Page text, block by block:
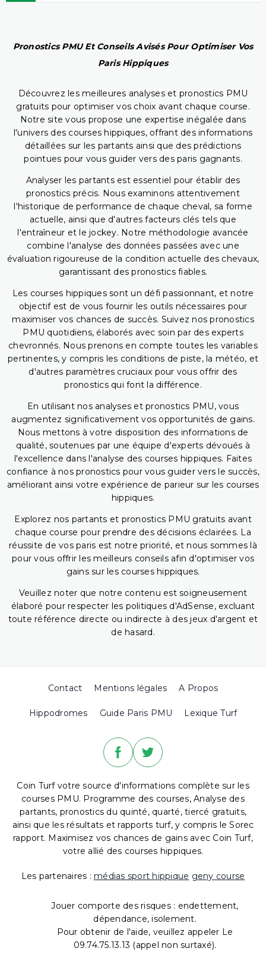
Pronostics PMU Et Conseils Avisés Pour Optimiser Vos
Paris Hippiques
Découvrez les meilleures analyses et pronostics PMU
gratuits pour optimiser vos choix avant chaque course.
Notre site vous propose une expertise inégalée dans
l'univers des courses hippiques, offrant des informations
détaillées sur les partants ainsi que des prédictions
pointues pour vous guider vers des paris gagnants.
Analyser les partants est essentiel pour établir des
pronostics précis. Nous examinons attentivement
l'historique de performance de chaque cheval, sa forme
actuelle, ainsi que d'autres facteurs clés tels que
l'entraîneur et le jockey. Notre méthodologie avancée
combine l'analyse des données passées avec une
évaluation rigoureuse de la condition actuelle des chevaux,
garantissant des pronostics fiables.
Les courses hippiques sont un défi passionnant, et notre
objectif est de vous fournir les outils nécessaires pour
maximiser vos chances de succès. Suivez nos pronostics
PMU quotidiens, élaborés avec soin par des experts
chevronnés. Nous prenons en compte toutes les variables
pertinentes, y compris les conditions de piste, la météo, et
d'autres paramètres cruciaux pour vous offrir des
pronostics qui font la différence.
En utilisant nos analyses et pronostics PMU, vous
augmentez significativement vos opportunités de gains.
Nous mettons à votre disposition des informations de
qualité, soutenues par une équipe d'experts dévoués à
l'excellence dans l'analyse des courses hippiques. Faites
confiance à nos pronostics pour vous guider vers le succès,
améliorant ainsi votre expérience de parieur sur les courses
hippiques.
Explorez nos partants et pronostics PMU gratuits avant
chaque course pour prendre des décisions éclairées. La
réussite de vos paris est notre priorité, et nous sommes là
pour vous offrir les meilleurs conseils afin d'optimiser vos
gains sur les courses hippiques.
Veuillez noter que notre contenu est soigneusement
élaboré pour respecter les politiques d'AdSense, excluant
toute référence directe ou indirecte à des jeux d'argent et
de hasard.
Contact Mentions légales A Propos
Hippodromes Guide Paris PMU Lexique Turf
Coin Turf votre source d'informations complète sur les
courses PMU. Programme des courses, Analyse des
partants, pronostics du quinté, quarté, tiercé gratuits,
ainsi que les résultats et rapports turf, y compris le Sorec
rapport. Maximisez vos chances de gains avec Coin Turf,
votre allié des courses hippiques.
Les partenaires : médias sport hippique geny course
Jouer comporte des risques : endettement,
dépendance, isolement.
Pour obtenir de l'aide, veuillez appeler Le
09.74.75.13.13 (appel non surtaxé).